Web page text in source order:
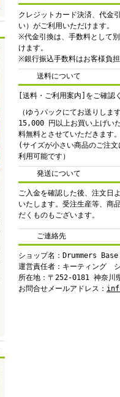
クレジットカード決済、代金
い）がご利用いただけます。
※代金引換は、手数料として
けます。
※銀行振込手数料はお客様負
送料について
[送料・ご利用案内]をご確認
（ゆうパックにてお送りしま
15,000 円以上お買い上げい
料無料とさせていただきます
(サイズが小さい商品のご注
利用可能です）
発送について
ご入金を確認した後、注文日
いたします。受注生産等、商
だくものもございます。
ご連絡先
ショップ名：Drummers Base
運営責任者：キーティング
所在地：〒252-0181 神奈川
お問合せメールアドレス：